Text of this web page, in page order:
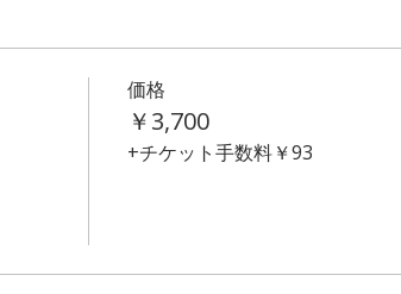
価格
￥3,700
+チケット手数料￥93